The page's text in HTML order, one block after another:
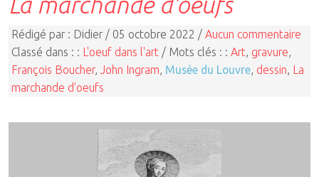
Rédigé par : Didier / 05 octobre 2022 / Aucun commentaire
Classé dans : : L'oeuf dans l'art / Mots clés : : Art gravure
François Boucher, John Ingram Musée du Louvre dessin La
marchande d'oeufs